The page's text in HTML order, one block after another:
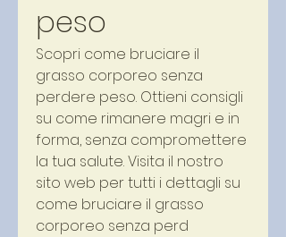
peso
Scopri come bruciare il
grasso corporeo senza
perdere peso. Ottieni consigli
su come rimanere magri e in
forma, senza compromettere
la tua salute. Visita il nostro
sito web per tutti i dettagli su
come bruciare il grasso
corporeo senza perd